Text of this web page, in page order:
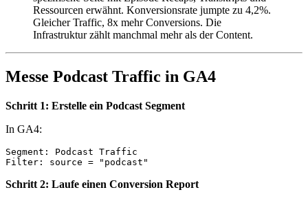
Ressourcen erwähnt. Konversionsrate jumpte zu 4,2%.
Gleicher Traffic, 8x mehr Conversions. Die
Infrastruktur zählt manchmal mehr als der Content.
Messe Podcast Traffic in GA4
Schritt 1: Erstelle ein Podcast Segment
In GA4:
Segment: Podcast Traffic
Schritt 2: Laufe einen Conversion Report